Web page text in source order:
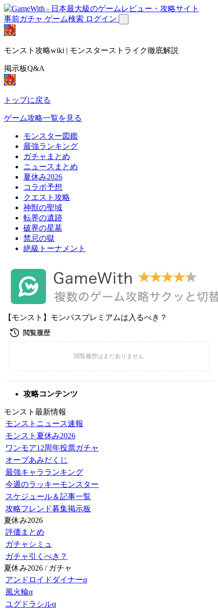
事前ガチャ ゲーム検索 ログイン
モンスト攻略wiki | モンスターストライク徹底解説
掲示板Q&A
トップに戻る
ゲーム攻略一覧を見る
モンスター図鑑
最強ランキング
ガチャまとめ
ニュースまとめ
夏休み2026
コラボ予想
クエスト攻略
神獣の聖域
転界の遺跡
破界の星墓
禁忌の獄
絶級トーナメント
【モンスト】モンパスプレミアムは入るべき？
攻略コンテンツ
モンスト最新情報
モンストニュース速報
モンスト夏休み2026
ワンモア12周年投票ガチャ
オーブあみだくじ
最強キャラランキング
今週のラッキーモンスター
スケジュール＆記事一覧
攻略フレンド募集掲示板
夏休み2026
評価まとめ
ガチャシミュ
ガチャ引くべき？
夏休み2026 / ガチャ
アンドロイドダイナーα
風火輪α
ユグドラシルα